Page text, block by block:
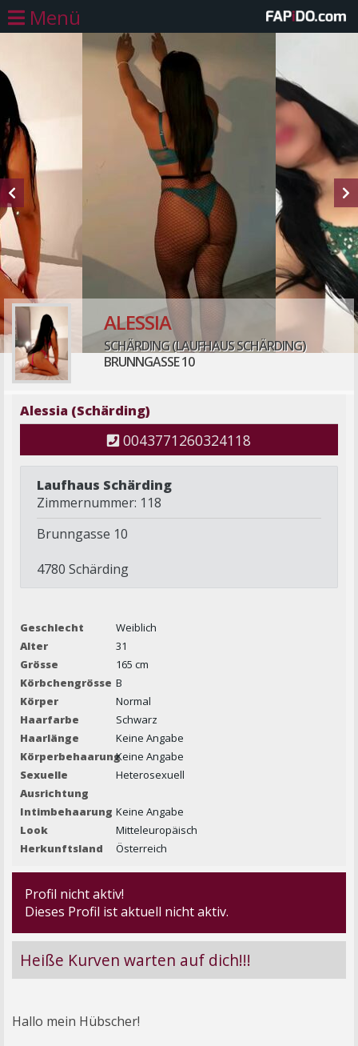
Menü
ALESSIA
SCHÄRDING (LAUFHAUS SCHÄRDING)
BRUNNGASSE 10
Alessia (Schärding)
0043771260324118
Laufhaus Schärding
Zimmernummer: 118
Brunngasse 10
4780 Schärding
Geschlecht
Weiblich
Alter
31
Grösse
165 cm
Körbchengrösse B
Körper
Normal
Haarfarbe
Schwarz
Haarlänge
Keine Angabe
KörperbehaarungKeine Angabe
Sexuelle
Ausrichtung
Heterosexuell
Intimbehaarung Keine Angabe
Look
Mitteleuropäisch
Herkunftsland
Österreich
Profil nicht aktiv!
Dieses Profil ist aktuell nicht aktiv.
Heiße Kurven warten auf dich!!!
Hallo mein Hübscher!